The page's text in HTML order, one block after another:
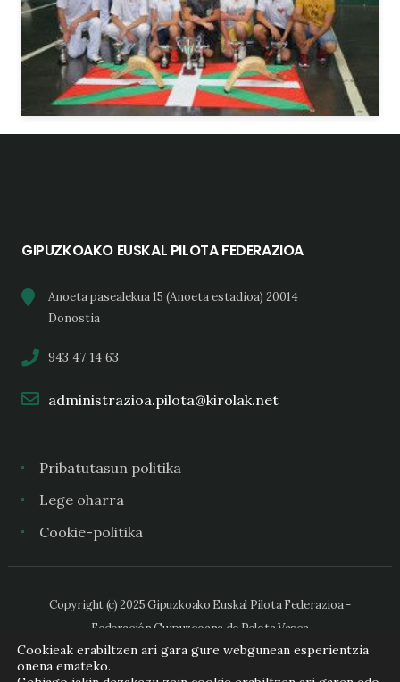
GIPUZKOAKO EUSKAL PILOTA FEDERAZIOA
Anoeta pasealekua 15 (Anoeta estadioa) 20014
Donostia
943 47 14 63
administrazioa.pilota@kirolak.net
Pribatutasun politika
Lege oharra
Cookie-politika
Copyright (c) 2025 Gipuzkoako Euskal Pilota Federazioa -
Federación Guipuzcoana de Pelota Vasca
Cookieak erabiltzen ari gara gure webgunean esperientzia
onena emateko.